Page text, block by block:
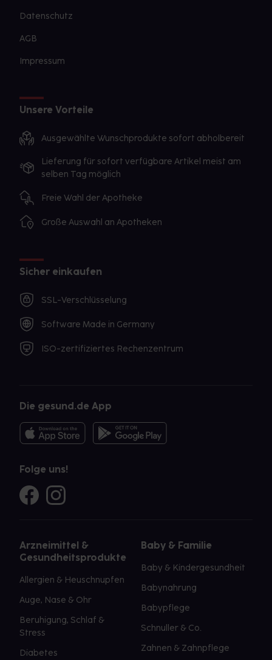
Datenschutz
AGB
Impressum
Unsere Vorteile
Ausgewählte Wunschprodukte sofort abholbereit
Lieferung für sofort verfügbare Artikel meist am
selben Tag möglich
Freie Wahl der Apotheke
Große Auswahl an Apotheken
Sicher einkaufen
SSL-Verschlüsselung
Software Made in Germany
ISO-zertifiziertes Rechenzentrum
Die gesund.de App
Folge uns!
Arzneimittel &
Gesundheitsprodukte
Allergien & Heuschnupfen
Auge, Nase & Ohr
Beruhigung, Schlaf &
Stress
Diabetes
Baby & Familie
Baby & Kindergesundheit
Babynahrung
Babypflege
Schnuller & Co.
Zahnen & Zahnpflege